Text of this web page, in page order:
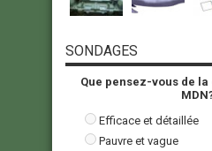
SONDAGES
Que pensez-vous de
Efficace et détaillée
Pauvre et vague